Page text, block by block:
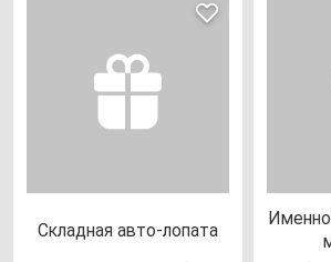
Склад­ная ав­то-ло­па­та